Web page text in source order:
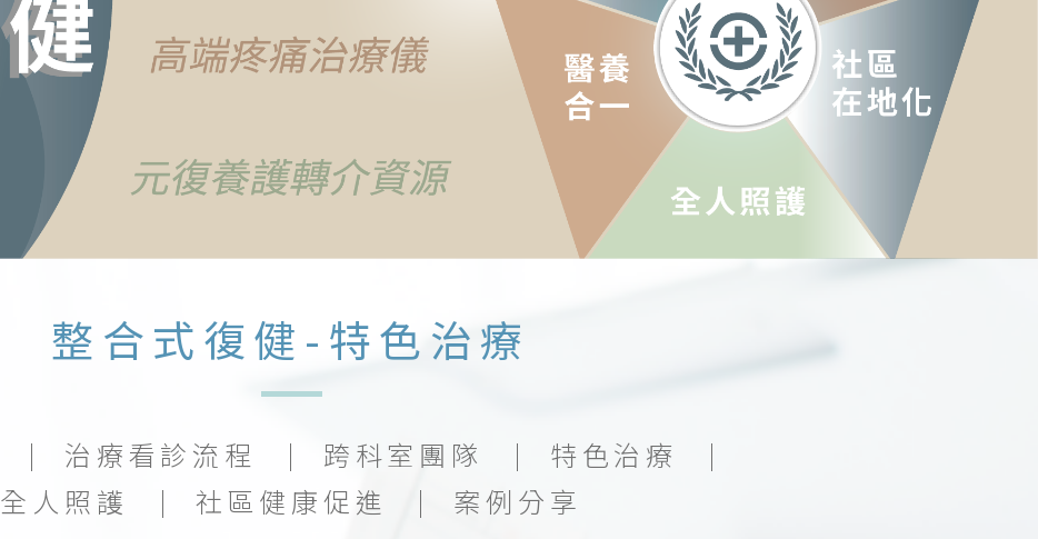
整合式復健-特色治療
治療看診流程 跨科室團隊
特色治療
全人照護
社區健康促進 案例分享